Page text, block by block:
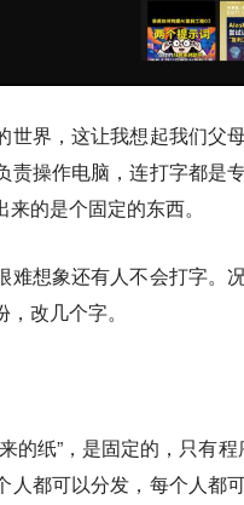
世界，这让我想起我们父
责操作电脑，连打字都是
的是个固定的东西。
难想象还有人不会打字。
改几个字。
的纸”，是固定的，只有
人都可以分发，每个人都